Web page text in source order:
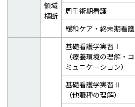
領域
横断
周手術期看護
緩和ケア・終末期看護
基礎看護学実習Ⅰ
（療養環境の理解・コ
ミュニケーション）
基礎看護学実習Ⅱ
（他職種の理解）